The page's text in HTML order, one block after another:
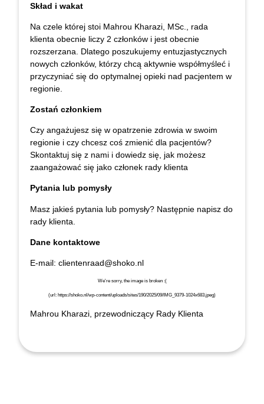
Skład i wakat
Na czele której stoi Mahrou Kharazi, MSc., rada
klienta obecnie liczy 2 członków i jest obecnie
rozszerzana. Dlatego poszukujemy entuzjastycznych
nowych członków, którzy chcą aktywnie współmyśleć i
przyczyniać się do optymalnej opieki nad pacjentem w
regionie.
Zostań członkiem
Czy angażujesz się w opatrzenie zdrowia w swoim
regionie i czy chcesz coś zmienić dla pacjentów?
Skontaktuj się z nami i dowiedz się, jak możesz
zaangażować się jako członek rady klienta
Pytania lub pomysły
Masz jakieś pytania lub pomysły? Następnie napisz do
rady klienta.
Dane kontaktowe
E-mail: clientenraad@shoko.nl
Mahrou Kharazi, przewodniczący Rady Klienta